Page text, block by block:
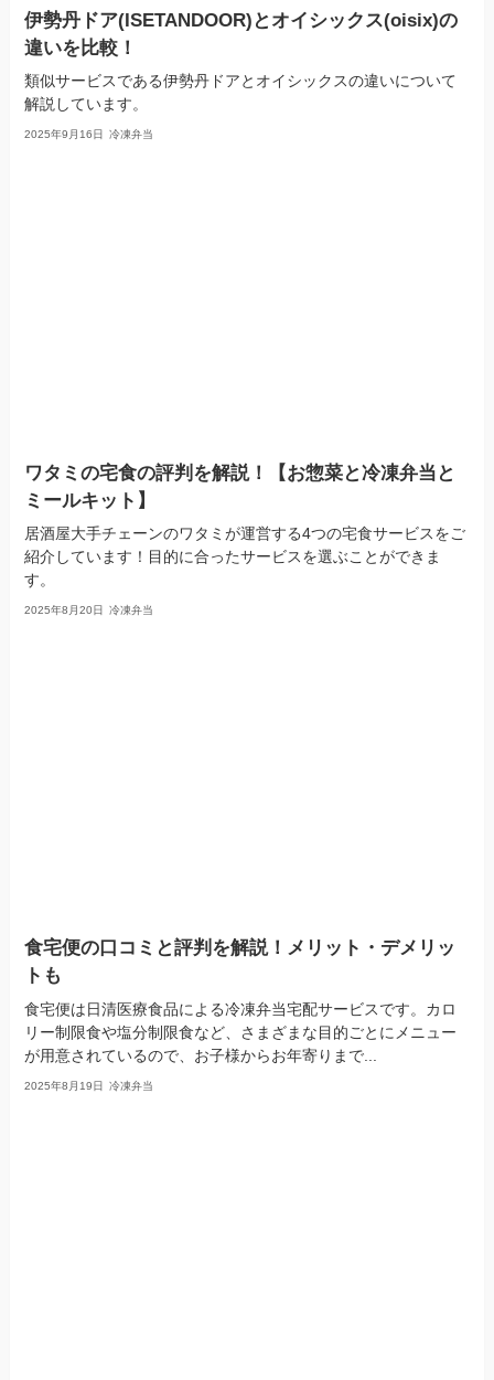
伊勢丹ドア(ISETANDOOR)とオイシックス(oisix)の
違いを比較！
類似サービスである伊勢丹ドアとオイシックスの違いについて
解説しています。
2025年9月16日 冷凍弁当
ワタミの宅食の評判を解説！【お惣菜と冷凍弁当と
ミールキット】
居酒屋大手チェーンのワタミが運営する4つの宅食サービスをご
紹介しています！目的に合ったサービスを選ぶことができま
す。
2025年8月20日 冷凍弁当
食宅便の口コミと評判を解説！メリット・デメリッ
トも
食宅便は日清医療食品による冷凍弁当宅配サービスです。カロ
リー制限食や塩分制限食など、さまざまな目的ごとにメニュー
が用意されているので、お子様からお年寄りまで...
2025年8月19日 冷凍弁当